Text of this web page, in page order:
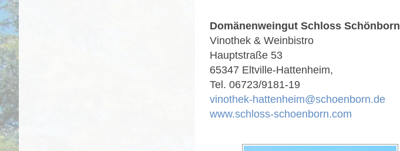
Domänenweingut Schloss Schönborn
Vinothek & Weinbistro
Hauptstraße 53
65347 Eltville-Hattenheim,
Tel. 06723/9181-19
vinothek-hattenheim@schoenborn.de
www.schloss-schoenborn.com